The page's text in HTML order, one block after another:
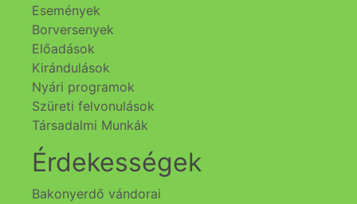
Események
Borversenyek
Előadások
Kirándulások
Nyári programok
Szüreti felvonulások
Társadalmi Munkák
Érdekességek
Bakonyerdő vándorai